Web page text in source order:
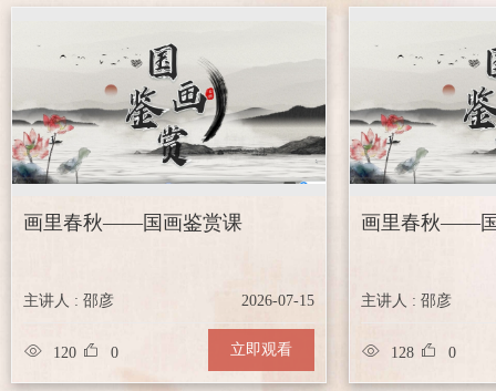
画里春秋——国画鉴赏课
主讲人 : 邵彦 2026-07-15
 120  0 立即观看
画里春秋——
主讲人 : 邵彦
 128  0